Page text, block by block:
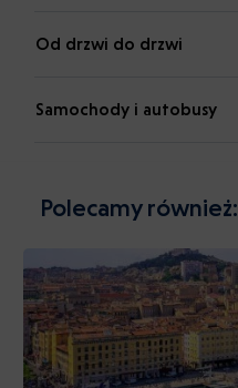
Od drzwi do drzwi
Samochody i autobusy
Polecamy również: